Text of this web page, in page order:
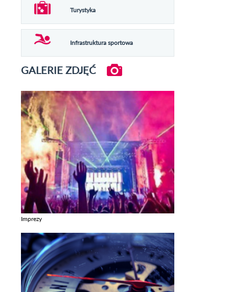
Turystyka
Infrastruktura sportowa
GALERIE ZDJĘĆ
Imprezy